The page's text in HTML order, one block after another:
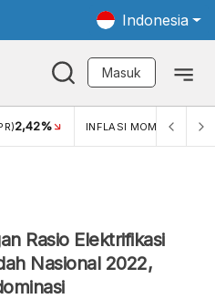
Indonesia
Masuk
2,42% INFLASI MOM (MAR)
Rasio Elektrifikasi
Nasional 2022,